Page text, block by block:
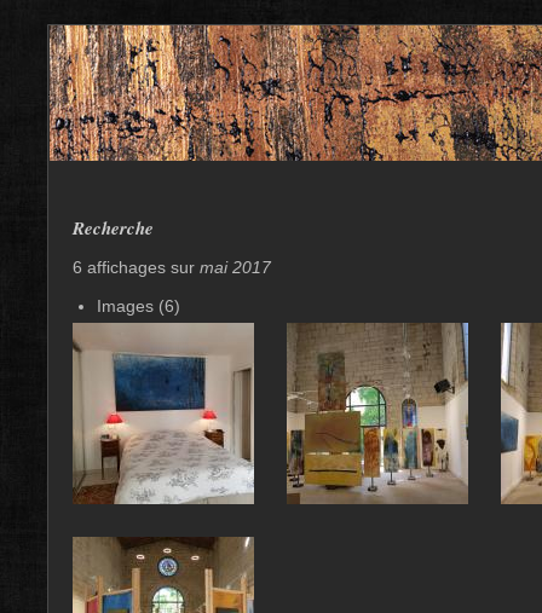
Recherche
6 affichages sur mai 2017
Images (6)